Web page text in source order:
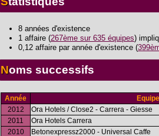
8 années d'existence
1 affaire (267ème sur 635 équipes)
0,12 affaire par année d'existence (
Noms successifs
Année Equipe
2012
Ora Hotels / Close2 - Carrera - Giesse
2011
Ora Hotels Carrera
2010
Betonexpressz2000 - Universal Caffe